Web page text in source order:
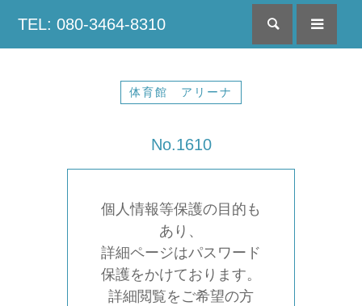
TEL: 080-3464-8310 検索
体育館 アリーナ
No.1610
個人情報等保護の目的も
あり、
詳細ページはパスワード
保護をかけております。
詳細閲覧をご希望の方